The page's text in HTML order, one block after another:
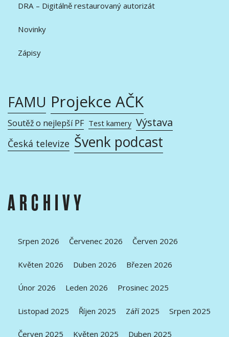
DRA – Digitálně restaurovaný autorizát
Novinky
Zápisy
FAMU Projekce AČK
Soutěž o nejlepší PF Test kamery Výstava
Česká televize Švenk podcast
ARCHIVY
Srpen 2026 Červenec 2026 Červen 2026
Květen 2026 Duben 2026 Březen 2026
Únor 2026 Leden 2026 Prosinec 2025
Listopad 2025 Říjen 2025 Září 2025 Srpen 2025
Červen 2025 Květen 2025 Duben 2025